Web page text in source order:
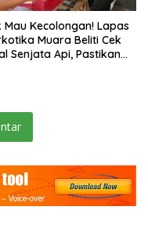
Mau Kecolongan! Lapas
Muara Beliti Cek
Senjata Api, Pastikan